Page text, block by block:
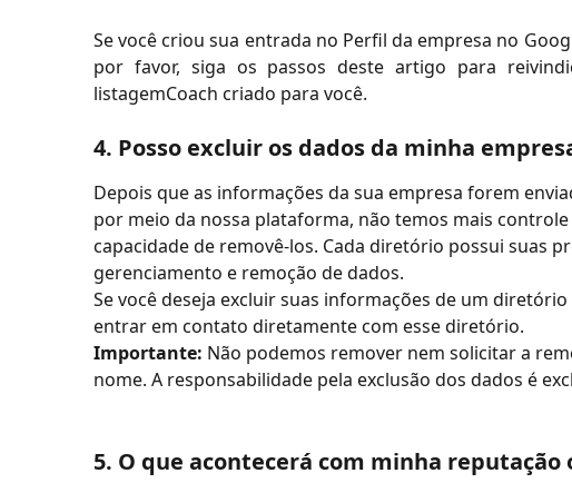
Se você criou sua entrada no Perfil da empresa no
por favor, siga os passos deste artigo para
listagemCoach criado para você.
4. Posso excluir os dados da minha
Depois que as informações da sua empresa forem
por meio da nossa plataforma, não temos mais
capacidade de removê-los. Cada diretório possui suas
gerenciamento e remoção de dados.
Se você deseja excluir suas informações de um
entrar em contato diretamente com esse diretório.
Importante: Não podemos remover nem solicitar a
nome. A responsabilidade pela exclusão dos dados é
5. O que acontecerá com minha reputação